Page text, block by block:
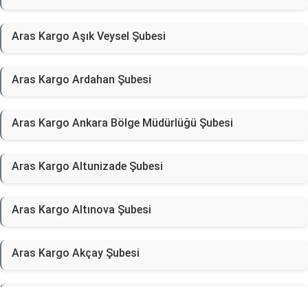
Aras Kargo Aşık Veysel Şubesi
Aras Kargo Ardahan Şubesi
Aras Kargo Ankara Bölge Müdürlüğü Şubesi
Aras Kargo Altunizade Şubesi
Aras Kargo Altınova Şubesi
Aras Kargo Akçay Şubesi